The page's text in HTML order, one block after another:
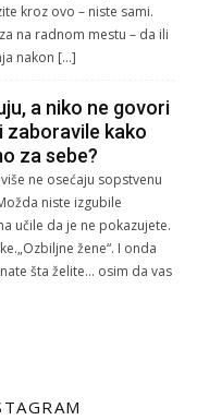
kroz ovo – niste sami.
na radnom mestu – da ili
nakon […]
a niko ne govori
zaboravile kako
za sebe?
ne osećaju sopstvenu
niste izgubile
učile da je ne pokazujete.
žene“. I onda
šta želite… osim da vas